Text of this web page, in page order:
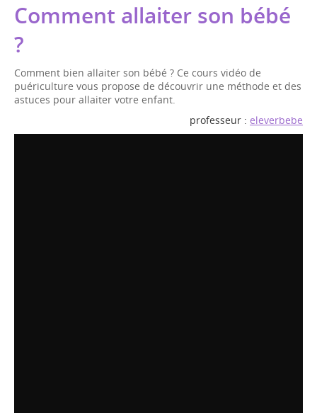
Comment allaiter son bébé
?
Comment bien allaiter son bébé ? Ce cours vidéo de
puériculture vous propose de découvrir une méthode et des
astuces pour allaiter votre enfant.
professeur : eleverbebe